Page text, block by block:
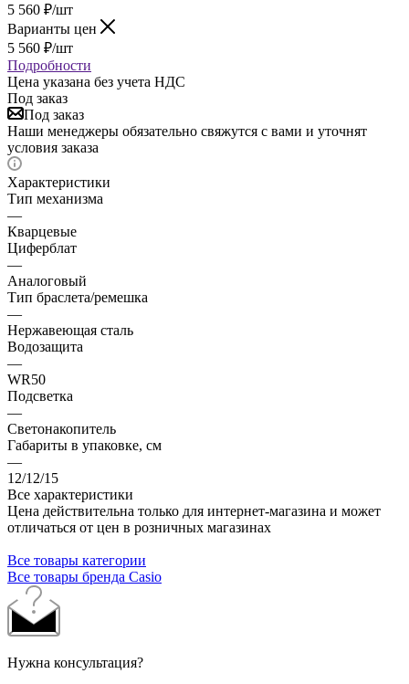
5 560 ₽/шт
Варианты цен
5 560 ₽/шт
Подробности
Цена указана без учета НДС
Под заказ
Под заказ
Наши менеджеры обязательно свяжутся с вами и уточнят
условия заказа
Характеристики
Тип механизма
—
Кварцевые
Циферблат
—
Аналоговый
Тип браслета/ремешка
—
Нержавеющая сталь
Водозащита
—
WR50
Подсветка
—
Светонакопитель
Габариты в упаковке, см
—
12/12/15
Все характеристики
Цена действительна только для интернет-магазина и может
отличаться от цен в розничных магазинах
Все товары категории
Все товары бренда Casio
Нужна консультация?